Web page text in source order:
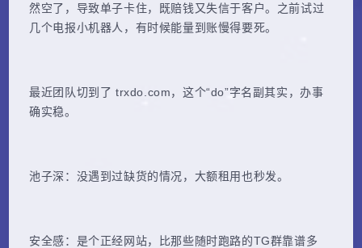
然空了，导致单子卡住，既赔钱又失信于客户。之前试过
几个电报小机器人，有时候能量到账慢得要死。
最近团队切到了 trxdo.com，这个“do”字名副其实，办事
确实稳。
池子深：没遇到过缺货的情况，大额租用也秒发。
安全感：是个正经网站，比那些随时跑路的TG群靠谱多